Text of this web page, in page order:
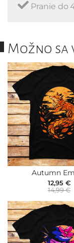
Pranie do
Možno sa
Autumn
12,95 €
14,99 €